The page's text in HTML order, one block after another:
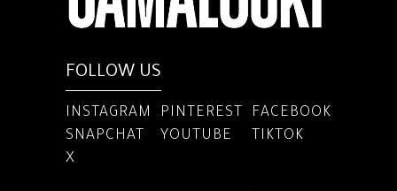
FOLLOW US
INSTAGRAM PINTEREST
FACEBOOK
SNAPCHAT
YOUTUBE
TIKTOK
X